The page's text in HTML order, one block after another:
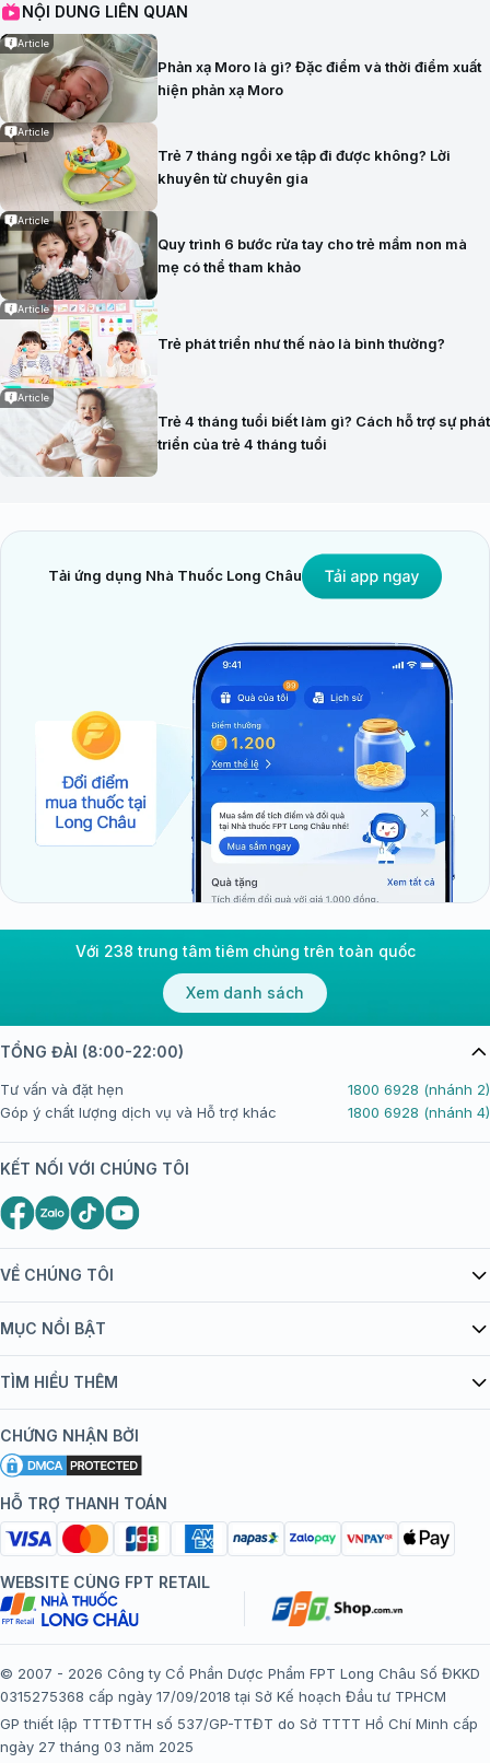
NỘI DUNG LIÊN QUAN
Article
Phản xạ Moro là gì? Đặc điểm và thời điểm xuất
hiện phản xạ Moro
Article
Trẻ 7 tháng ngồi xe tập đi được không? Lời
khuyên từ chuyên gia
Article
Quy trình 6 bước rửa tay cho trẻ mầm non mà
mẹ có thể tham khảo
Article
Trẻ phát triển như thế nào là bình thường?
Article
Trẻ 4 tháng tuổi biết làm gì? Cách hỗ trợ sự phát
triển của trẻ 4 tháng tuổi
Tải ứng dụng Nhà Thuốc Long Châu
Với 238 trung tâm tiêm chủng trên toàn quốc
Xem danh sách
VỀ CHÚNG TÔI
Giới thiệu Tiêm Chủng FPT Long Châu
bán hàng
Chính sách nội dung
Chính sách bảo mật
Chính sách bảo mật dữ liệu cá nhân
Chính sách thanh toán
Chính sách đổi trả gói, mũi tiêm tại trung tâm tiêm chủng
FPT Long Châu
Thể lệ chương trình “Tích điểm nhận đặc quyền”
MỤC NỔI BẬT
Danh mục vắc xin
Đội ngũ bác sĩ, chuyên gia
Hệ thống trung tâm tiêm chủng
TÌM HIỂU THÊM
Khuyến mãi
Tôi nên tiêm gì?
Tiêm chủng đi nước ngoài
CHỨNG NHẬN BỞI
HỖ TRỢ THANH TOÁN
TỔNG ĐÀI (8:00-22:00)
Tư vấn và đặt hẹn
1800 6928 (nhánh 2)
Góp ý chất lượng dịch vụ và Hỗ trợ khác
1800 6928 (nhánh 4)
KẾT NỐI VỚI CHÚNG TÔI
WEBSITE CÙNG FPT RETAIL
© 2007 - 2026 Công ty Cổ Phần Dược Phẩm FPT Long Châu Số ĐKKD
0315275368 cấp ngày 17/09/2018 tại Sở Kế hoạch Đầu tư TPHCM
GP thiết lập TTTĐTTH số 537/GP-TTĐT do Sở TTTT Hồ Chí Minh cấp
ngày 27 tháng 03 năm 2025